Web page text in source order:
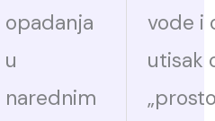
opadanja
u
narednim
vode i
utisak